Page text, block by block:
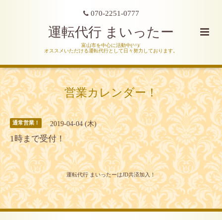
070-2251-0777
運転代行 まいったー
富山市を中心に活動中(^^)/
オススメいただける運転代行として日々努力しております。
営業カレンダー！
通常営業！ 2019-04-04 (木)
1時まで受付！
運転代行 まいったーはJD共済加入！